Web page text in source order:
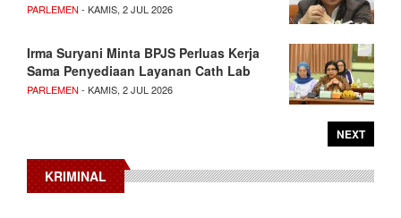
PARLEMEN - KAMIS, 2 JUL 2026
Irma Suryani Minta BPJS Perluas Kerja
Sama Penyediaan Layanan Cath Lab
PARLEMEN - KAMIS, 2 JUL 2026
NEXT
KRIMINAL